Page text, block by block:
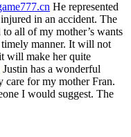
He represented
in an accident. The
all of my mother’s wants
timely manner. It will not
will make her quite
Justin has a wonderful
care for my mother Fran.
I would suggest. The